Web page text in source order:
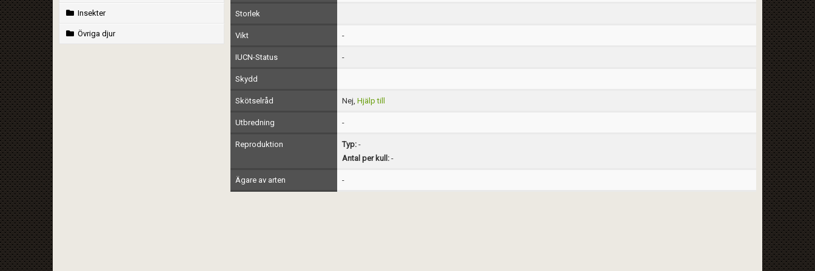
Insekter
Övriga djur
Storlek
Vikt -
IUCN-Status -
Skydd
Skötselråd Nej, Hjälp till
Utbredning -
Reproduktion Typ:-
Antal per kull:-
Ägare av arten -